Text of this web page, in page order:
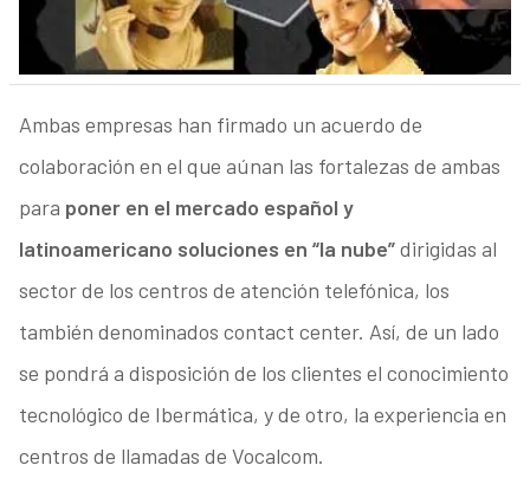
Ambas empresas han firmado un acuerdo de
colaboración en el que aúnan las fortalezas de ambas
para poner en el mercado español y
latinoamericano soluciones en “la nube”dirigidas al
sector de los centros de atención telefónica, los
también denominados contact center. Así, de un lado
se pondrá a disposición de los clientes el conocimiento
tecnológico de Ibermática, y de otro, la experiencia en
centros de llamadas de Vocalcom.